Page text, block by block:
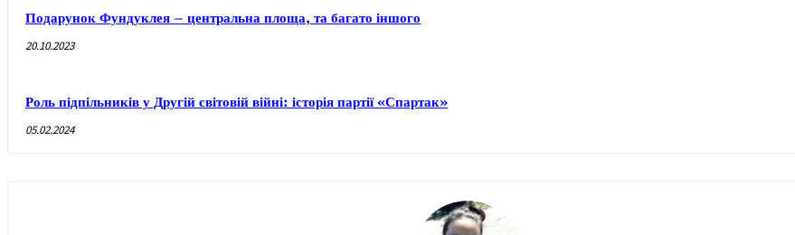
Подарунок Фундуклея – центральна площа, та багато іншого
20.10.2023
Роль підпільників у Другій світовій війні: історія партії «Спартак»
05.02.2024